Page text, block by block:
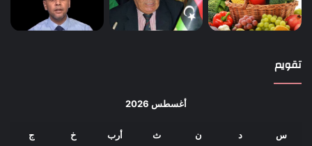
تقويم
أغسطس 2026
س د ن ث أرب خ ج